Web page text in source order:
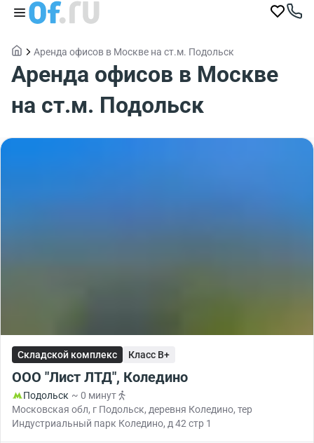
Аренда офисов в Москве на ст.м. Подольск
Аренда офисов в Москве
на ст.м. Подольск
Складской комплекс Класс B+
ООО "Лист ЛТД", Коледино
Подольск ~ 0 минут
Московская обл, г Подольск, деревня Коледино, тер
Индустриальный парк Коледино, д 42 стр 1